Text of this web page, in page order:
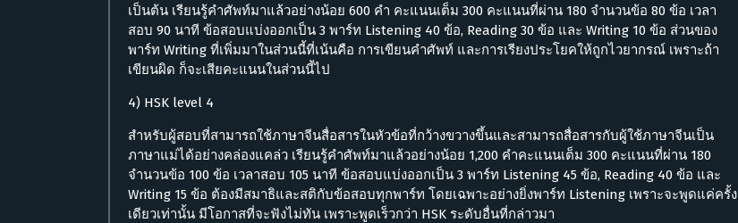
เป็นต้น เรียนรู้คำศัพท์มาแล้วอย่างน้อย 600 คำ คะแนนเต็ม 300 คะแนนที่ผ่าน 180 จำนวนข้อ 80 ข้อ เวลา
สอบ 90 นาที ข้อสอบแบ่งออกเป็น 3 พาร์ท Listening 40 ข้อ, Reading 30 ข้อ และ Writing 10 ข้อ ส่วนของ
พาร์ท Writing ที่เพิ่มมาในส่วนนี้ที่เน้นคือ การเขียนคำศัพท์ และการเรียงประโยคให้ถูกไวยากรณ์ เพราะถ้า
เขียนผิด ก็จะเสียคะแนนในส่วนนี้ไป
4) HSK level 4
สำหรับผู้สอบที่สามารถใช้ภาษาจีนสื่อสารในหัวข้อที่กว้างขวางขึ้นและสามารถสื่อสารกับผู้ใช้ภาษาจีนเป็น
ภาษาแม่ได้อย่างคล่องแคล่ว เรียนรู้คำศัพท์มาแล้วอย่างน้อย 1,200 คำคะแนนเต็ม 300 คะแนนที่ผ่าน 180
จำนวนข้อ 100 ข้อ เวลาสอบ 105 นาที ข้อสอบแบ่งออกเป็น 3 พาร์ท Listening 45 ข้อ, Reading 40 ข้อ และ
Writing 15 ข้อ ต้องมีสมาธิและสติกับข้อสอบทุกพาร์ท โดยเฉพาะอย่างยิ่งพาร์ท Listening เพราะจะพูดแค่ครั้ง
เดียวเท่านั้น มีโอกาสที่จะฟังไม่ทัน เพราะพูดเร็วกว่า HSK ระดับอื่นที่กล่าวมา